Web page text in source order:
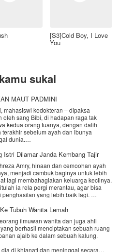
[S3]Cold Boy, I Love
You
sukai
MAUT PADMINI
mahasiswi kedokteran – dipaksa
oleh sang Bibi, di hadapan raga tak
kedua orang tuanya, dengan dalih
terakhir sebelum ayah dan ibunya
dunia.
yang hinggap dihati Padmini,
dengan pria berprofesi sebagai Mantri di
Dia pun terpaksa melepaskan
pergi begitu saja.
sebenarnya terjadi?
Istri Dilamar Janda Kembang Tajir
Amry, hinaan dan cemoohan ayah
menjadi cambuk baginya untuk lebih
lagi membahagiakan keluarga kecilnya.
ia rela pergi merantau, agar bisa
penghasilan yang lebih baik lagi.
Reza justru tak menuai
justru sengaja bermain api di
Tubuh Wanita Lemah
ilmuwan wanita dan juga ahli
berhasil menciptakan sebuah ruang
ajaib ke dalam sebuah kalung.
dia di khianati dan meninggal secara